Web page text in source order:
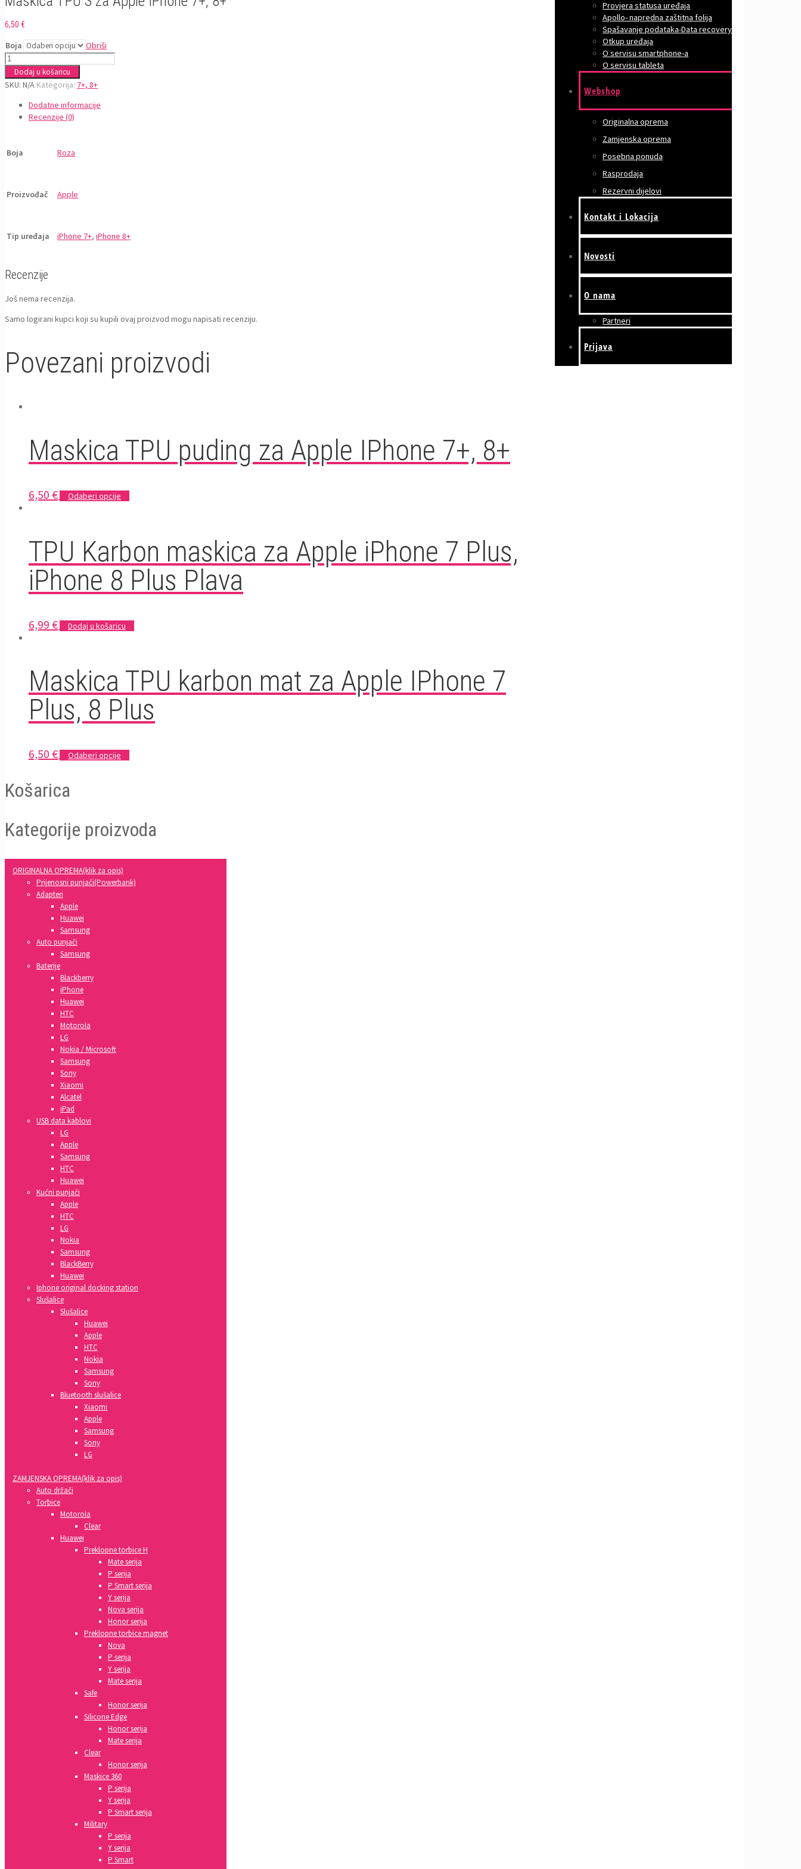
Provjera statusa uređaja
Apollo- napredna zaštitna folija
Spašavanje podataka-Data recovery
Otkup uređaja
O servisu smartphone-a
O servisu tableta
Webshop
Originalna oprema
Zamjenska oprema
Posebna ponuda
Rasprodaja
Rezervni dijelovi
Kontakt i Lokacija
Novosti
O nama
Partneri
Prijava
6,50 €
Boja
Obriši
Maskica
TPU
S
Apple
IPhone
količina
Dodaj u košaricu
SKU: N/A Kategorija: 7+, 8+
Dodatne informacije
Recenzije (0)
Boja Roza
Proizvođač Apple
Tip uređaja iPhone 7+, iPhone 8+
Recenzije
Još nema recenzija.
Samo logirani kupci koji su kupili ovaj proizvod mogu napisati recenziju.
Povezani proizvodi
Maskica TPU puding za Apple IPhone 7+, 8+
6,50 € Odaberi opcije
TPU Karbon maskica za Apple iPhone 7 Plus,
iPhone 8 Plus Plava
6,99 € Dodaj u košaricu
Maskica TPU karbon mat za Apple IPhone 7
Plus, 8 Plus
6,50 € Odaberi opcije
Košarica
Kategorije proizvoda
ORIGINALNA OPREMA(klik za opis)
Prijenosni punjači(Powerbank)
Adapteri
Apple
Huawei
Samsung
Auto punjači
Samsung
Baterije
Blackberry
iPhone
Huawei
HTC
Motorola
LG
Nokia / Microsoft
Samsung
Sony
Xiaomi
Alcatel
iPad
USB data kablovi
LG
Apple
Samsung
HTC
Huawei
Kućni punjači
Apple
HTC
LG
Nokia
Samsung
BlackBerry
Huawei
Iphone original docking station
Slušalice
Slušalice
Huawei
Apple
HTC
Nokia
Samsung
Sony
Bluetooth slušalice
Xiaomi
Apple
Samsung
Sony
LG
ZAMJENSKA OPREMA(klik za opis)
Auto držači
Torbice
Motorola
Clear
Huawei
Preklopne torbice H
Mate serija
P serija
P Smart serija
Y serija
Nova serija
Honor serija
Preklopne torbice magnet
Nova
P serija
Y serija
Mate serija
Safe
Honor serija
Silicone Edge
Honor serija
Mate serija
Clear
Honor serija
Maskice 360
P serija
Y serija
P Smart serija
Military
P serija
Y serija
P Smart